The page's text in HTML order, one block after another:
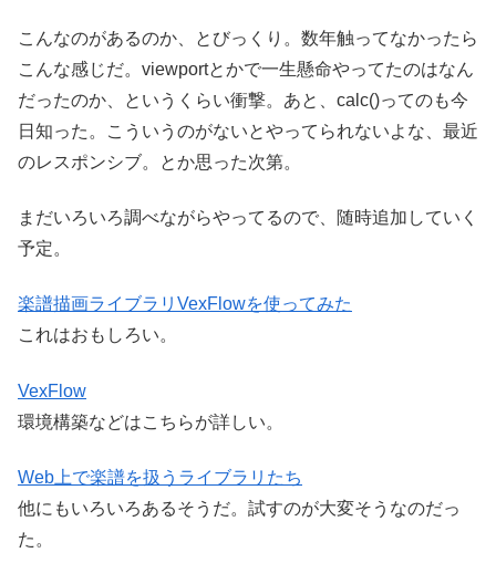
こんなのがあるのか、とびっくり。数年触ってなかったら
こんな感じだ。viewportとかで一生懸命やってたのはなん
だったのか、というくらい衝撃。あと、calc()ってのも今
日知った。こういうのがないとやってられないよな、最近
のレスポンシブ。とか思った次第。
まだいろいろ調べながらやってるので、随時追加していく
予定。
楽譜描画ライブラリVexFlowを使ってみた
これはおもしろい。
VexFlow
環境構築などはこちらが詳しい。
Web上で楽譜を扱うライブラリたち
他にもいろいろあるそうだ。試すのが大変そうなのだっ
た。